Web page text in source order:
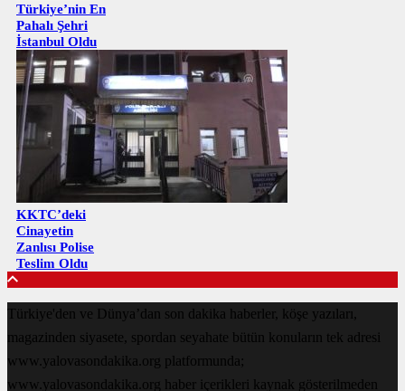
Türkiye’nin En
Pahalı Şehri
İstanbul Oldu
KKTC’deki
Cinayetin
Zanlısı Polise
Teslim Oldu
Türkiye'den ve Dünya’dan son dakika haberler, köşe yazıları,
magazinden siyasete, spordan seyahate bütün konuların tek adresi
www.yalovasondakika.org platformunda;
www.yalovasondakika.org haber içerikleri kaynak gösterilmeden